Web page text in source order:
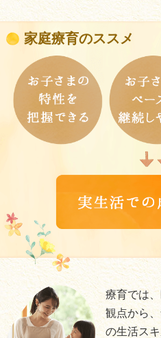
家庭療育のススメ
療育では
観点から
の生活ス